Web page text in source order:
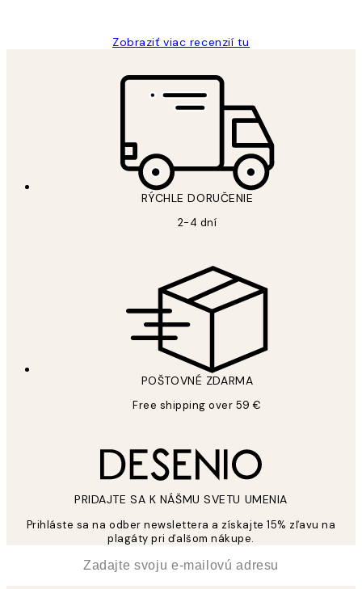
Zobraziť viac recenzií tu
RÝCHLE DORUČENIE
2-4 dní
POŠTOVNÉ ZDARMA
Free shipping over 59 €
PRIDAJTE SA K NÁŠMU SVETU UMENIA
Prihláste sa na odber newslettera a získajte 15% zľavu na
plagáty pri ďalšom nákupe.